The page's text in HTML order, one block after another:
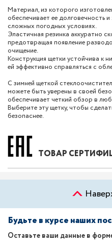
Материал, из которого
обеспечивает ее долговечность
сложных погодных условиях.
Эластичная резинка аккуратно
предотвращая появление
очищение.
Конструкция щетки устойчива к
ей эффективно справляться с
С зимней щеткой
можете быть уверены в своей
обеспечивает четкий обзор в
Выберите эту щетку, чтобы
безопаснее.
ТОВАР
Будьте в курсе наших
Оставьте ваши данные в